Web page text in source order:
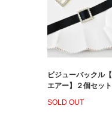
ビジューバックル
エアー】２個セット
SOLD OUT